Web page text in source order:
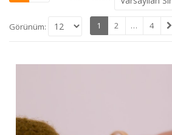
Görünüm: 1 2 … 4